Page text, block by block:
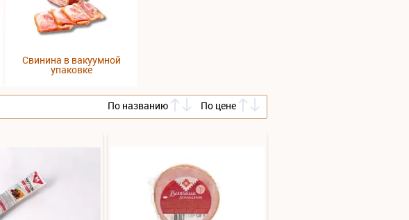
Свинина в вакуумной
упаковке
По названию По цене